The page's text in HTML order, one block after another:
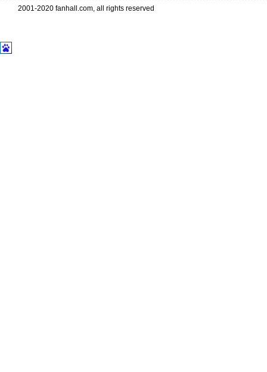
2001-2020 fanhall.com, all rights reserved